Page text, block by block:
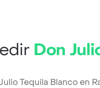
Don
Tequila Blanco en